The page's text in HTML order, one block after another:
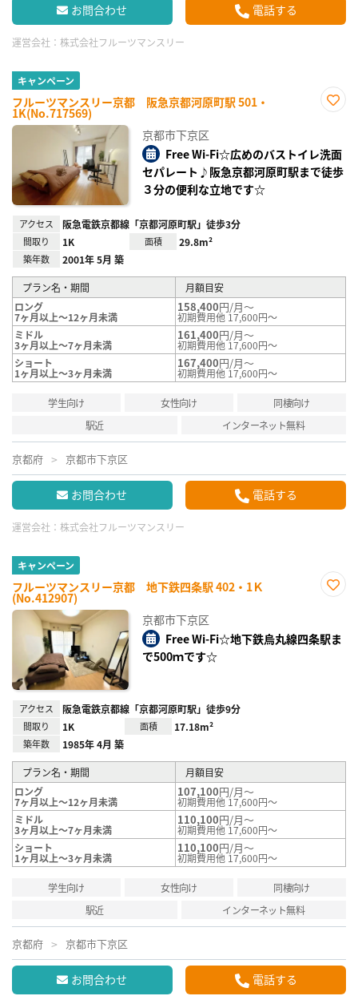
お問合わせ 電話する
運営会社： 株式会社フルーツマンスリー
キャンペーン
フルーツマンスリー京都 阪急京都河原町駅 501・
1K(No.717569)
録
京都市下京区
Free Wi-Fi☆広めのバストイレ洗面
セパレート♪阪急京都河原町駅まで徒歩
３分の便利な立地です☆
アクセス 阪急電鉄京都線「京都河原町駅」徒歩3分
間取り 1K 面積 29.8m²
築年数 2001年 5月 築
プラン名・期間
月額目安
ロング
7ヶ月以上～12ヶ月未満
158,400円/月～
初期費用他 17,600円～
ミドル
3ヶ月以上～7ヶ月未満
161,400円/月～
初期費用他 17,600円～
ショート
1ヶ月以上～3ヶ月未満
167,400円/月～
初期費用他 17,600円～
学生向け 女性向け
同棲向け
駅近
インターネット無料
京都府 京都市下京区
お問合わせ 電話する
運営会社： 株式会社フルーツマンスリー
キャンペーン
フルーツマンスリー京都 地下鉄四条駅 402・1Ｋ
(No.412907)
録
京都市下京区
Free Wi-Fi☆地下鉄烏丸線四条駅ま
で500ｍです☆
アクセス 阪急電鉄京都線「京都河原町駅」徒歩9分
間取り 1K 面積 17.18m²
築年数 1985年 4月 築
プラン名・期間
月額目安
ロング
7ヶ月以上～12ヶ月未満
107,100円/月～
初期費用他 17,600円～
ミドル
3ヶ月以上～7ヶ月未満
110,100円/月～
初期費用他 17,600円～
ショート
1ヶ月以上～3ヶ月未満
110,100円/月～
初期費用他 17,600円～
学生向け 女性向け
同棲向け
駅近
インターネット無料
京都府 京都市下京区
お問合わせ 電話する